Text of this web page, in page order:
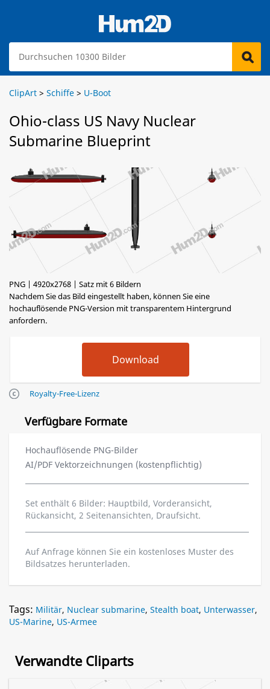
ClipArt > Schiffe > U-Boot
Ohio-class US Navy Nuclear
Submarine Blueprint
PNG | 4920x2768 | Satz mit 6 Bildern
Nachdem Sie das Bild eingestellt haben, können Sie eine
hochauflösende PNG-Version mit transparentem Hintergrund
anfordern.
Royalty-Free-Lizenz
Verfügbare Formate
Hochauflösende PNG-Bilder
AI/PDF Vektorzeichnungen (kostenpflichtig)
Set enthält 6 Bilder: Hauptbild, Vorderansicht,
Rückansicht, 2 Seitenansichten, Draufsicht.
Auf Anfrage können Sie ein kostenloses Muster des
Bildsatzes herunterladen.
Tags: Militär, Nuclear submarine, Stealth boat, Unterwasser,
US-Marine, US-Armee
Verwandte Cliparts